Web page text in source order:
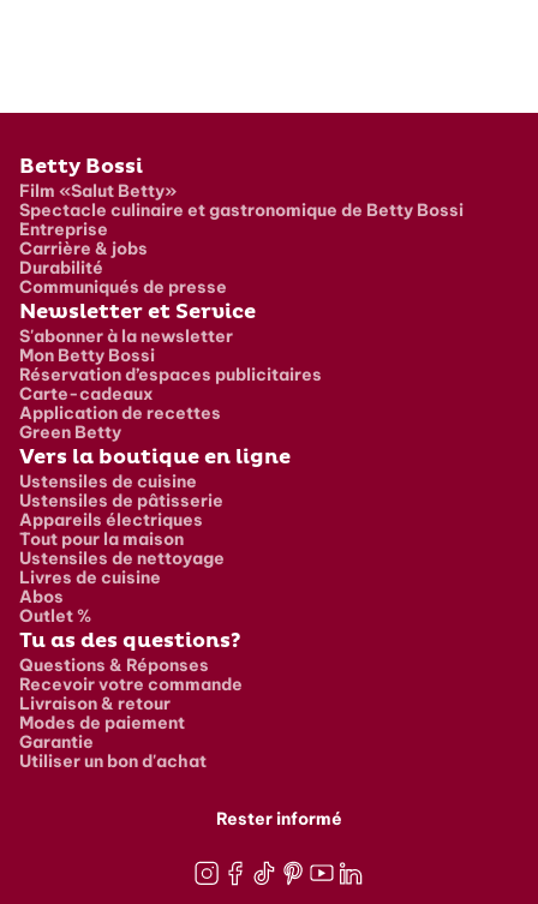
Pied de page
Betty Bossi
Film «Salut Betty»
Spectacle culinaire et gastronomique de Betty Bossi
Entreprise
Carrière & jobs
Durabilité
Communiqués de presse
Newsletter et Service
S'abonner à la newsletter
Mon Betty Bossi
Réservation d’espaces publicitaires
Carte-cadeaux
Application de recettes
Green Betty
Vers la boutique en ligne
Ustensiles de cuisine
Ustensiles de pâtisserie
Appareils électriques
Tout pour la maison
Ustensiles de nettoyage
Livres de cuisine
Abos
Outlet %
Tu as des questions?
Questions & Réponses
Recevoir votre commande
Livraison & retour
Modes de paiement
Garantie
Utiliser un bon d'achat
Rester informé